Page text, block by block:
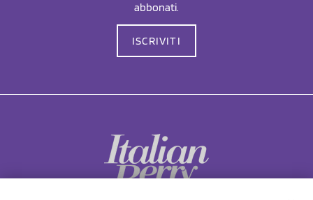
abbonati.
ISCRIVITI